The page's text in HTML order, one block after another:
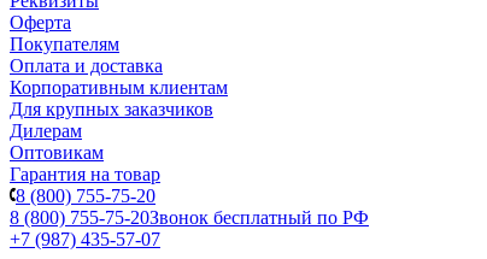
Оферта
Покупателям
Оплата и доставка
Корпоративным клиентам
Для крупных заказчиков
Дилерам
Оптовикам
Гарантия на товар
8 (800) 755-75-20
8 (800) 755-75-20Звонок бесплатный по РФ
+7 (987) 435-57-07